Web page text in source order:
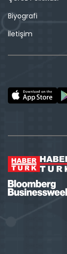
Biyografi
İletişim